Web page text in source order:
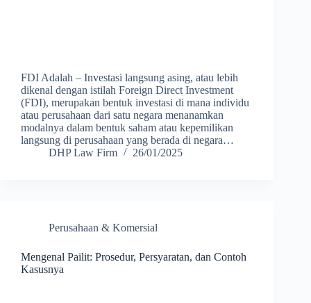
FDI Adalah – Investasi langsung asing, atau lebih
dikenal dengan istilah Foreign Direct Investment
(FDI), merupakan bentuk investasi di mana individu
atau perusahaan dari satu negara menanamkan
modalnya dalam bentuk saham atau kepemilikan
langsung di perusahaan yang berada di negara…
DHP Law Firm
26/01/2025
Perusahaan & Komersial
Mengenal Pailit: Prosedur, Persyaratan, dan Contoh
Kasusnya